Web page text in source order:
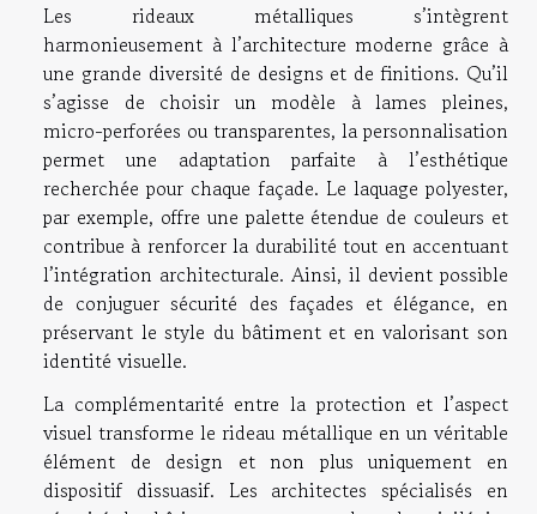
Les rideaux métalliques s’intègrent
harmonieusement à l’architecture moderne grâce à
une grande diversité de designs et de finitions. Qu’il
s’agisse de choisir un modèle à lames pleines,
micro-perforées ou transparentes, la personnalisation
permet une adaptation parfaite à l’esthétique
recherchée pour chaque façade. Le laquage polyester,
par exemple, offre une palette étendue de couleurs et
contribue à renforcer la durabilité tout en accentuant
l’intégration architecturale. Ainsi, il devient possible
de conjuguer sécurité des façades et élégance, en
préservant le style du bâtiment et en valorisant son
identité visuelle.
La complémentarité entre la protection et l’aspect
visuel transforme le rideau métallique en un véritable
élément de design et non plus uniquement en
dispositif dissuasif. Les architectes spécialisés en